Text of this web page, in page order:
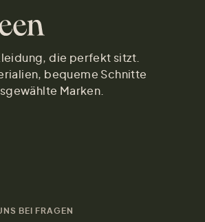
die perfekt sitzt.
bequeme Schnitte
Marken.
BEI FRAGEN